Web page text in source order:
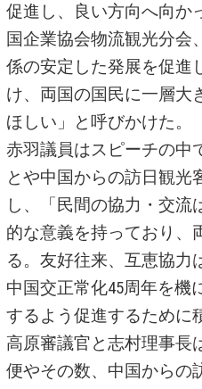
促進し、良い方向へ向か
国企業協会物流観光分会
係の安定した発展を促進
け、両国の国民に一層大
ほしい」と呼びかけた。
赤羽議員はスピーチの中
とや中国からの訪日観光
し、「民間の協力・交
的な意義を持っており、
る。友好往来、互恵協力
中国交正常化45周年を機
するよう促進するために
高原審議官と志村理事長
便やその数、中国からの